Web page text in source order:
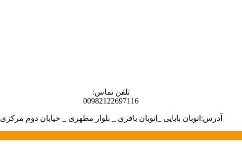
تلفن تماس:
00982122697116
آدرس:اتوبان بابایی _اتوبان باقری _ بلوار مطهری _ خیابان دوم مرکزی